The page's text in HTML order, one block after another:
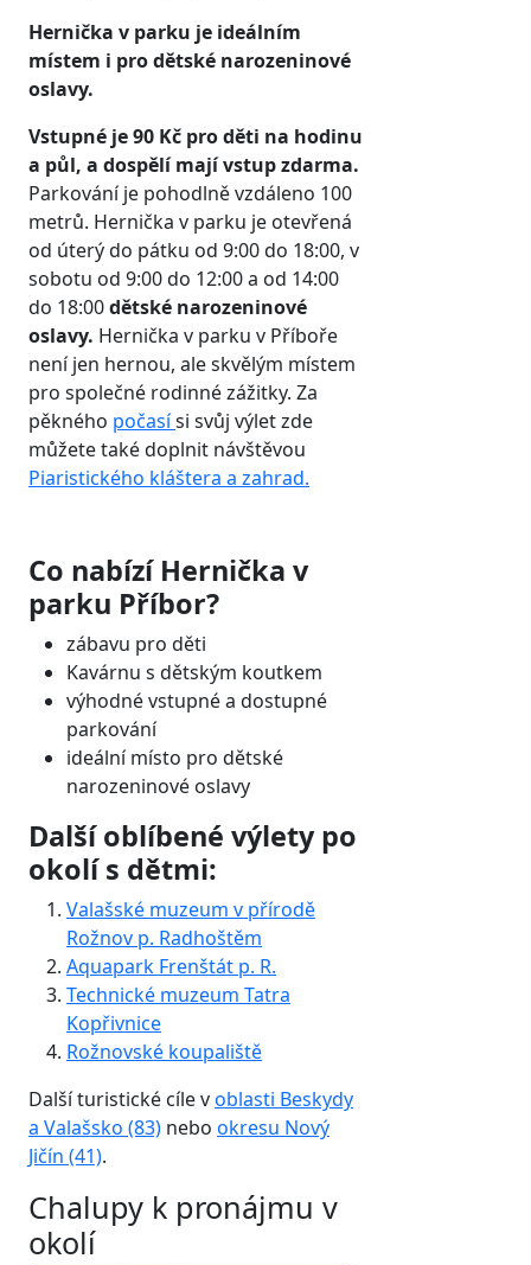
Hernička v parku je ideálním
místem i pro dětské narozeninové
oslavy.
Vstupné je 90 Kč pro děti na hodinu
a půl, a dospělí mají vstup zdarma.
Parkování je pohodlně vzdáleno 100
metrů. Hernička v parku je otevřená
od úterý do pátku od 9:00 do 18:00, v
sobotu od 9:00 do 12:00 a od 14:00
do 18:00dětské narozeninové
oslavy. Hernička v parku v Příboře
není jen hernou, ale skvělým místem
pro společné rodinné zážitky. Za
pěkného počasísi svůj výlet zde
můžete také doplnit návštěvou
Piaristického kláštera a zahrad.
Co nabízí Hernička v
parku Příbor?
zábavu pro děti
Kavárnu s dětským koutkem
výhodné vstupné a dostupné
parkování
ideální místo pro dětské
narozeninové oslavy
Další oblíbené výlety po
okolí s dětmi:
Valašské muzeum v přírodě
Rožnov p. Radhoštěm
Aquapark Frenštát p. R.
Technické muzeum Tatra
Kopřivnice
Rožnovské koupaliště
Další turistické cíle voblasti Beskydy
a Valašsko (83) nebo okresu Nový
Jičín (41).
Chalupy k pronájmu v
okolí